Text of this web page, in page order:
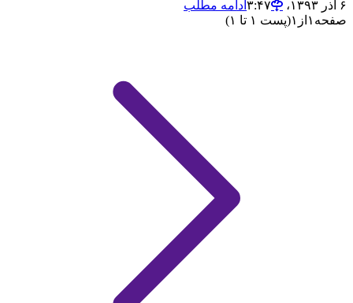
۶ آذر ۱۳۹۳،‏ ۳:۴۷
ادامه مطلب
صفحه ۱ از ۱(پست ۱ تا ۱)